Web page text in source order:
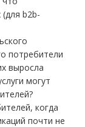
(для b2b-
потребители
выросла
могут
когда
почти не